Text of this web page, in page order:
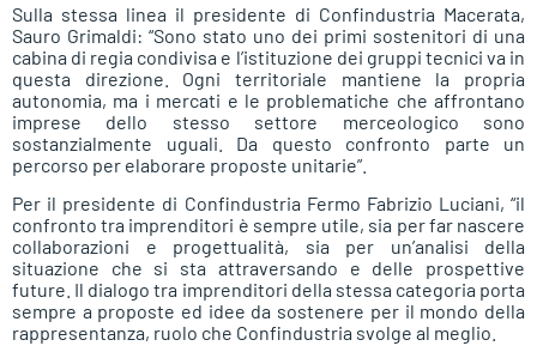
Sulla stessa linea il presidente di Confindustria Macerata,
Sauro Grimaldi: “Sono stato uno dei primi sostenitori di una
cabina di regia condivisa e l’istituzione dei gruppi tecnici va in
questa direzione. Ogni territoriale mantiene la propria
autonomia, ma i mercati e le problematiche che affrontano
imprese dello stesso settore merceologico sono
sostanzialmente uguali. Da questo confronto parte un
percorso per elaborare proposte unitarie”.
Per il presidente di Confindustria Fermo Fabrizio Luciani, “il
confronto tra imprenditori è sempre utile, sia per far nascere
collaborazioni e progettualità, sia per un’analisi della
situazione che si sta attraversando e delle prospettive
future. Il dialogo tra imprenditori della stessa categoria porta
sempre a proposte ed idee da sostenere per il mondo della
rappresentanza, ruolo che Confindustria svolge al meglio.